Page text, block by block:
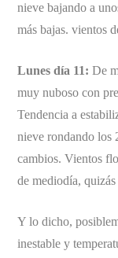
nieve bajando a
más bajas. vientos
Lunes día 11: De
muy nuboso con
Tendencia a
nieve rondando los
cambios. Vientos
de mediodía,
Y lo dicho,
inestable y